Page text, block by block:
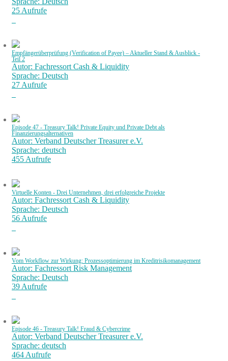
25 Aufrufe
Empfängerüberprüfung (Verification of Payee) – Aktueller Stand & Ausblick -
Teil 2
Autor: Fachressort Cash & Liquidity
Sprache: Deutsch
27 Aufrufe
Episode 47 - Treasury Talk! Private Equity und Private Debt als
Finanzierungsalternativen
Autor: Verband Deutscher Treasurer e.V.
Sprache: deutsch
455 Aufrufe
Virtuelle Konten - Drei Unternehmen, drei erfolgreiche Projekte
Autor: Fachressort Cash & Liquidity
Sprache: Deutsch
56 Aufrufe
Vom Workflow zur Wirkung: Prozessoptimierung im Kreditrisikomanagement
Autor: Fachressort Risk Management
Sprache: Deutsch
39 Aufrufe
Episode 46 - Treasury Talk! Fraud & Cybercrime
Autor: Verband Deutscher Treasurer e.V.
Sprache: deutsch
464 Aufrufe